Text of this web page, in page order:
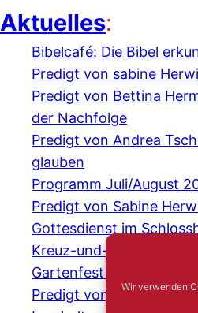
Wir verwenden
Aktuelles:
Bibelcafé: Die Bibel
Predigt von sabine
Predigt von Bettina
der Nachfolge
Predigt von Andrea
glauben
Programm Juli/August
Predigt von Sabine
Gottesdienst im
Kreuz-und-quer-
Gartenfest mit der IEG
Predigt von Judith